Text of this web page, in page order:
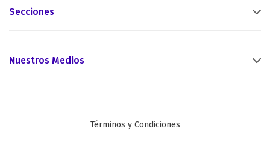
Secciones
Nuestros Medios
Términos y Condiciones